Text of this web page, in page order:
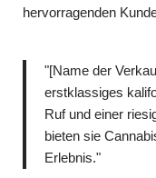
hervorragenden
"[Name der
erstklassiges
Ruf und einer
bieten sie
Erlebnis."